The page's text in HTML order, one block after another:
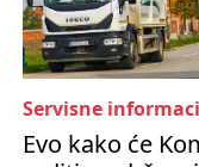
Servisne
Evo kako će